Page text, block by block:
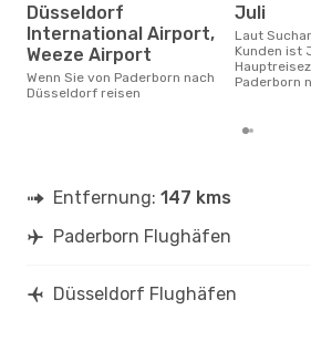
Düsseldorf
International Airport,
Weeze Airport
Wenn Sie von Paderborn nach
Düsseldorf reisen
Juli
Laut Suchanfragen unserer
Kunden ist
Paderborn
Entfernung: 147 kms
Paderborn Flughäfen
Düsseldorf Flughäfen